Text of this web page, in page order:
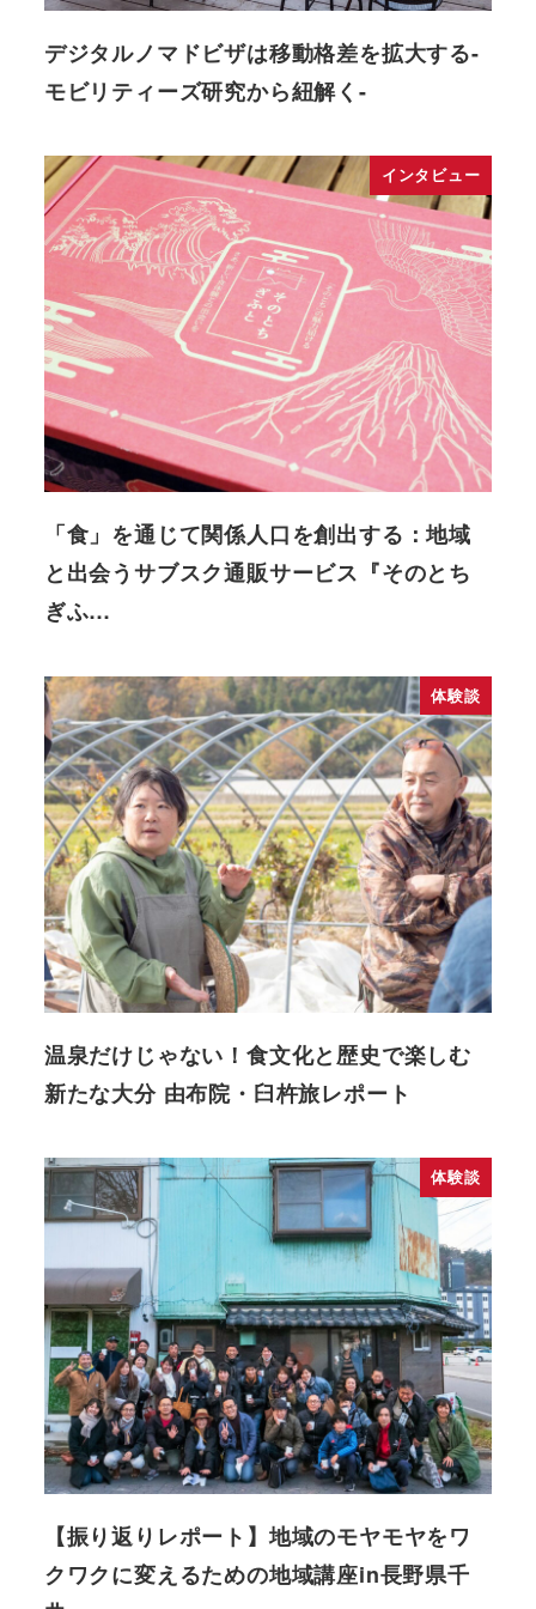
デジタルノマドビザは移動格差を拡大する-
モビリティーズ研究から紐解く-
インタビュー
「食」を通じて関係人口を創出する：地域
と出会うサブスク通販サービス『そのとち
ぎふ…
体験談
温泉だけじゃない！食文化と歴史で楽しむ
新たな大分 由布院・臼杵旅レポート
体験談
【振り返りレポート】地域のモヤモヤをワ
クワクに変えるための地域講座in長野県千